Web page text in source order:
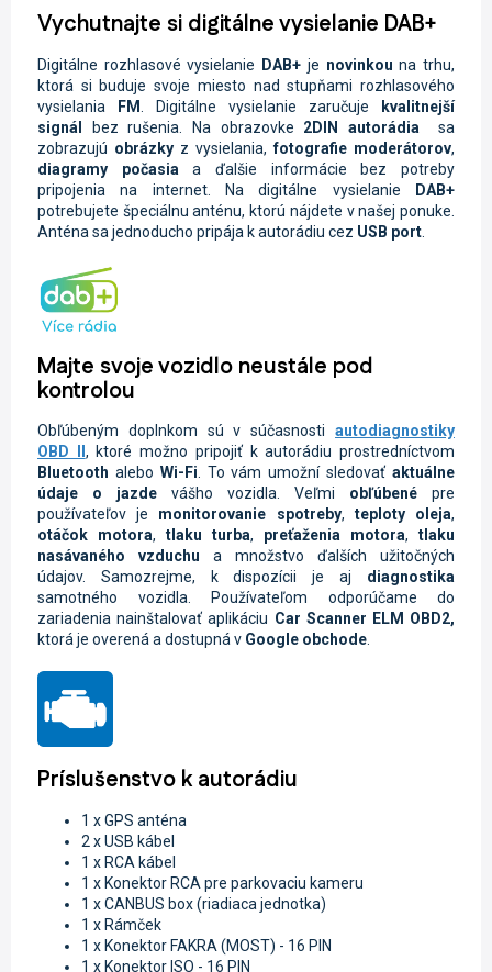
Vychutnajte si digitálne vysielanie DAB+
Digitálne rozhlasové vysielanie DAB+ je novinkouna trhu,
ktorá si buduje svoje miesto nad stupňami rozhlasového
vysielania
FM . Digitálne vysielanie zaručuje
kvalitnejší
signál
bez rušenia. Na obrazovke 2DIN autorádia
sa
zobrazujú obrázky z vysielania,fotografie moderátorov,
diagramy počasia a ďalšie informácie bez potreby
pripojenia na internet. Na digitálne vysielanie
DAB+
potrebujete špeciálnu anténu, ktorú nájdete v našej ponuke.
Anténa sa jednoducho pripája k autorádiu cez USB port
Majte svoje vozidlo neustále pod
kontrolou
Obľúbeným doplnkom sú v súčasnosti autodiagnostiky
OBD II , ktoré možno pripojiť k autorádiu prostredníctvom
Bluetooth alebo Wi-Fi. To vám umožní sledovaťaktuálne
údaje o jazde vášho vozidla. Veľmi obľúbené pre
používateľov je monitorovanie spotreby, teploty oleja,
otáčok motora, tlaku turba, preťaženia motora, tlaku
nasávaného vzduchu a množstvo ďalších užitočných
údajov. Samozrejme, k dispozícii je aj diagnostika
samotného vozidla.
Používateľom odporúčame do
zariadenia nainštalovať aplikáciu Car Scanner ELM OBD2,
ktorá je overená a dostupná v Google obchode.
Príslušenstvo k autorádiu
1 x GPS anténa
2 x USB kábel
1 x RCA kábel
1 x Konektor RCA pre parkovaciu kameru
1 x CANBUS box (riadiaca jednotka)
1 x Rámček
1 x Konektor FAKRA (MOST) - 16 PIN
1 x Konektor ISO - 16 PIN